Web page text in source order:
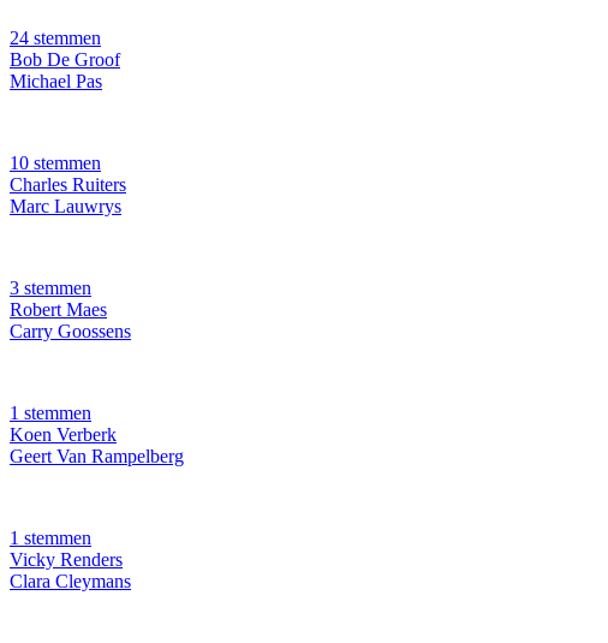
24 stemmen
Bob De Groof
Michael Pas
10 stemmen
Charles Ruiters
Marc Lauwrys
3 stemmen
Robert Maes
Carry Goossens
1 stemmen
Koen Verberk
Geert Van Rampelberg
1 stemmen
Vicky Renders
Clara Cleymans